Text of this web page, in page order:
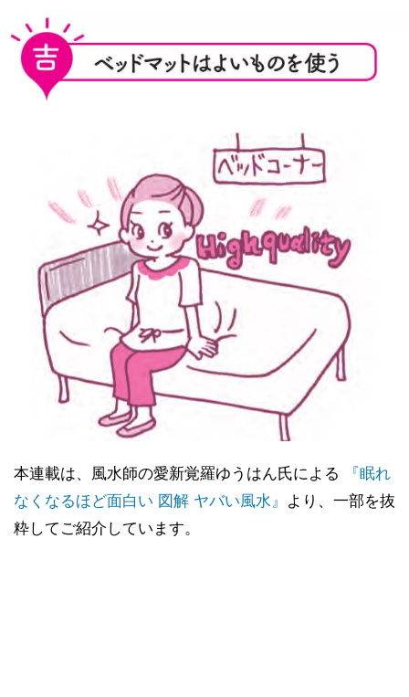
本連載は、風水師の愛新覚羅ゆうはん氏による
『眠れ
なくなるほど面白い 図解 ヤバい風水』 より、一部を抜
粋してご紹介しています。